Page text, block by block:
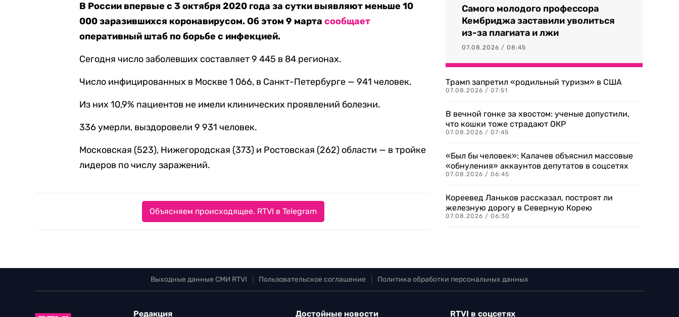
В России впервые с 3 октября 2020 года за сутки выявляют меньше 10
000 заразившихся коронавирусом. Об этом 9 мартасообщает
оперативный штаб по борьбе с инфекцией.
Сегодня число заболевших составляет 9 445 в 84 регионах.
Число инфицированных в Москве 1 066, в Санкт-Петербурге — 941 человек.
Из них 10,9% пациентов не имели клинических проявлений болезни.
336 умерли, выздоровели 9 931 человек.
Московская (523), Нижегородская (373) и Ростовская (262) области — в тройке
лидеров по числу заражений.
Объясняем происходящее. RTVI в Telegram
Самого молодого профессора
Кембриджа заставили уволиться
из-за плагиата и лжи
07.08.2026 / 08:45
Трамп запретил «родильный туризм» в США
07.08.2026 / 07:51
В вечной гонке за хвостом: ученые допустили,
что кошки тоже страдают ОКР
07.08.2026 / 07:45
«Был бы человек»: Калачев объяснил массовые
«обнуления» аккаунтов депутатов в соцсетях
07.08.2026 / 06:45
Кореевед Ланьков рассказал, построят ли
железную дорогу в Северную Корею
07.08.2026 / 06:30
Выходные данные СМИ RTVI Пользовательское соглашение Политика обработки персональных данных
Редакция Достойные новости RTVI в соцсетях